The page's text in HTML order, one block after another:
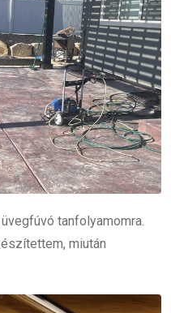
tanfolyamomra.
miután